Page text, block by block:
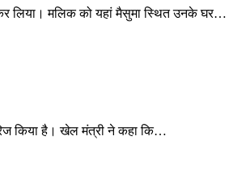
लिया। मलिक को यहां मैसुमा स्थित उनके घर…
किया है। खेल मंत्री ने कहा कि…